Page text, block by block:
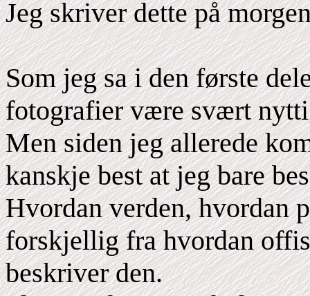
Jeg skriver dette på
Som jeg sa i den første
fotografier være svært
Men siden jeg allerede
kanskje best at jeg bare
Hvordan verden, hvordan
forskjellig fra hvordan
beskriver den.